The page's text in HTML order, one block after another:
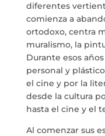
diferentes
comienza a
ortodoxo, centra
muralismo, la
Durante esos
personal y
el cine y por la
desde la cultura
hasta el cine y el
Al comenzar sus